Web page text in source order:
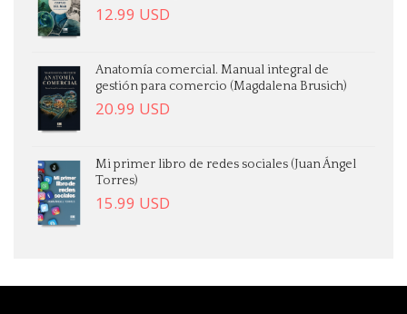
12.99 USD
Anatomía comercial. Manual integral de
gestión para comercio (Magdalena Brusich)
20.99 USD
Mi primer libro de redes sociales (Juan Ángel
Torres)
15.99 USD